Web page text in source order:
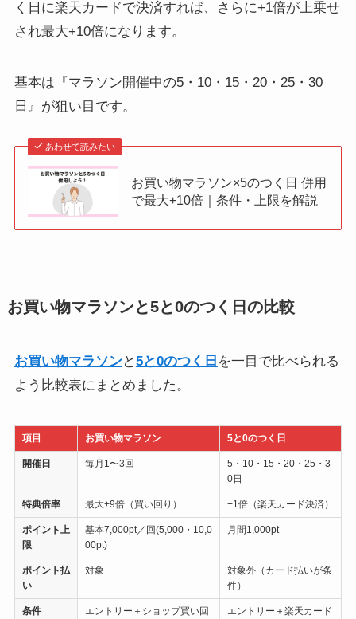
く日に楽天カードで決済すれば、さらに+1倍が上乗せ
され最大+10倍になります。
基本は『マラソン開催中の5・10・15・20・25・30
日』が狙い目です。
あわせて読みたい
お買い物マラソン×5のつく日 併用
で最大+10倍｜条件・上限を解説
お買い物マラソンと5と0のつく日の比較
お買い物マラソンと5と0のつく日 を一目で比べられる
よう比較表にまとめました。
項目 お買い物マラソン 5と0のつく日
開催日 毎月1〜3回
5・10・15・20・25・3
0日
特典倍率 最大+9倍（買い回り） +1倍（楽天カード決済）
ポイント上
限
基本7,000pt／回(5,000・10,0
00pt)
月間1,000pt
ポイント払
い
対象
対象外（カード払いが条
件）
条件
エントリー＋ショップ買い回
エントリー＋楽天カード